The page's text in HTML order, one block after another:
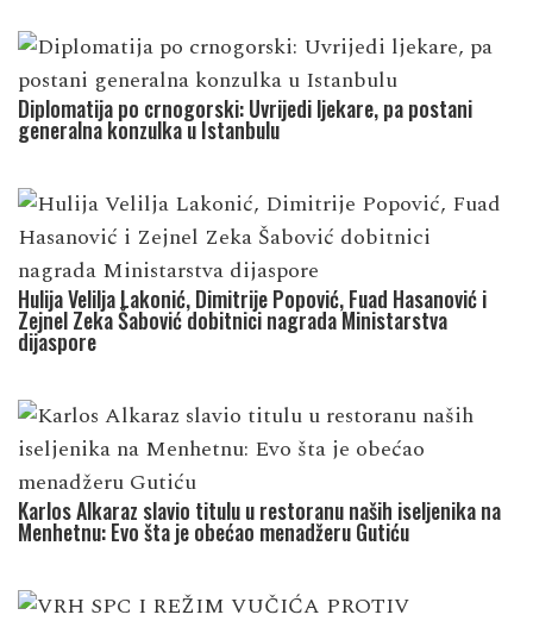
Diplomatija po crnogorski: Uvrijedi ljekare, pa postani
generalna konzulka u Istanbulu
Hulija Velilja Lakonić, Dimitrije Popović, Fuad Hasanović i
Zejnel Zeka Šabović dobitnici nagrada Ministarstva
dijaspore
Karlos Alkaraz slavio titulu u restoranu naših iseljenika na
Menhetnu: Evo šta je obećao menadžeru Gutiću